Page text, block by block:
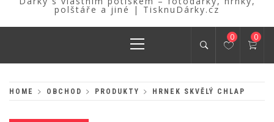
polštáře a jiné | TisknuDárky.cz
Menu
0 0
HOME OBCHOD PRODUKTY HRNEK SKVĚLÝ CHLAP